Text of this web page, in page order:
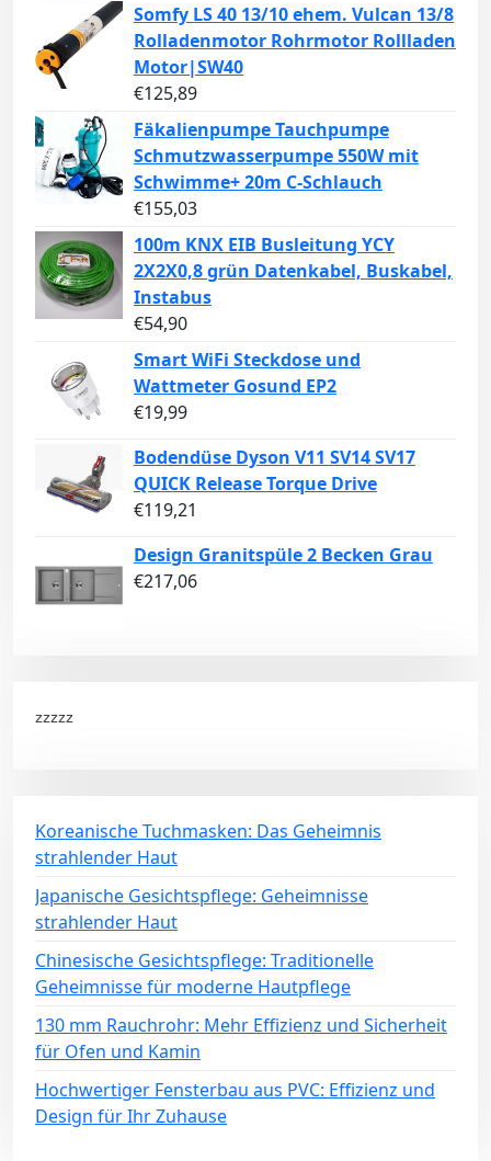
Somfy LS 40 13/10 ehem. Vulcan 13/8
Rolladenmotor Rohrmotor Rollladen
Motor|SW40
€125,89
Fäkalienpumpe Tauchpumpe
Schmutzwasserpumpe 550W mit
Schwimme+ 20m C-Schlauch
€155,03
100m KNX EIB Busleitung YCY
2X2X0,8 grün Datenkabel, Buskabel,
Instabus
€54,90
Smart WiFi Steckdose und
Wattmeter Gosund EP2
€19,99
Bodendüse Dyson V11 SV14 SV17
QUICK Release Torque Drive
€119,21
Design Granitspüle 2 Becken Grau
€217,06
zzzzz
Koreanische Tuchmasken: Das Geheimnis
strahlender Haut
Japanische Gesichtspflege: Geheimnisse
strahlender Haut
Chinesische Gesichtspflege: Traditionelle
Geheimnisse für moderne Hautpflege
130 mm Rauchrohr: Mehr Effizienz und Sicherheit
für Ofen und Kamin
Hochwertiger Fensterbau aus PVC: Effizienz und
Design für Ihr Zuhause